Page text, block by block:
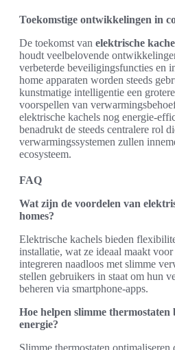
Toekomstige ontwikkelingen in
De toekomst van elektrische
houdt veelbelovende
verbeterde beveiligingsfuncties en
home apparaten worden steeds
kunstmatige intelligentie een
voorspellen van
elektrische kachels nog energie-
benadrukt de steeds centralere rol
verwarmingssystemen zullen
ecosysteem.
FAQ
Wat zijn de voordelen van
homes?
Elektrische kachels bieden
installatie, wat ze ideaal maakt
integreren naadloos met slimme
stellen gebruikers in staat om hun
beheren via smartphone-apps.
Hoe helpen slimme
energie?
Slimme thermostaten